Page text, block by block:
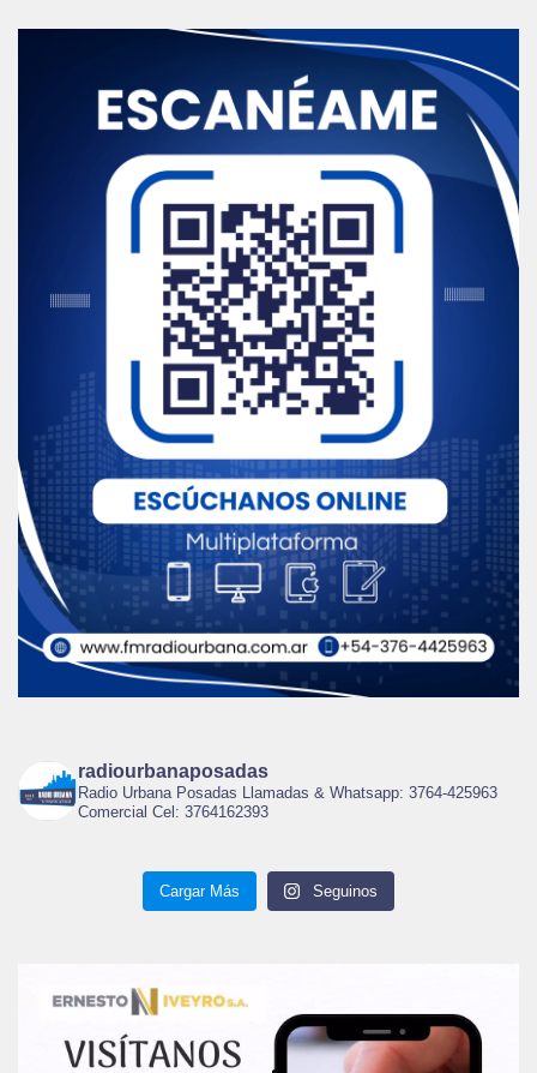
radiourbanaposadas
Radio Urbana Posadas Llamadas & Whatsapp: 3764-425963
Comercial Cel: 3764162393
Cargar Más Seguinos